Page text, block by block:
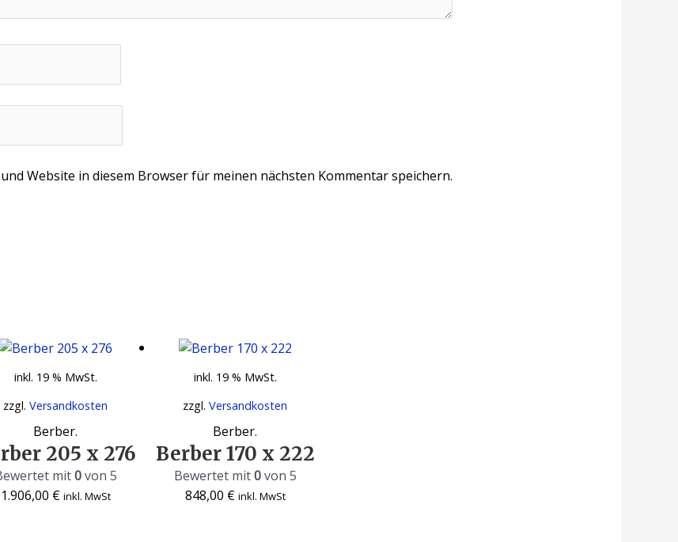
Website in diesem Browser für meinen nächsten Kommentar speichern.
inkl. 19 % MwSt.
zzgl.Versandkosten
Berber.
205 x 276
mit0von 5
1.906,00 € inkl. MwSt
inkl. 19 % MwSt.
zzgl.Versandkosten
Berber.
Berber 170 x 222
Bewertet mit0von 5
848,00 € inkl. MwSt